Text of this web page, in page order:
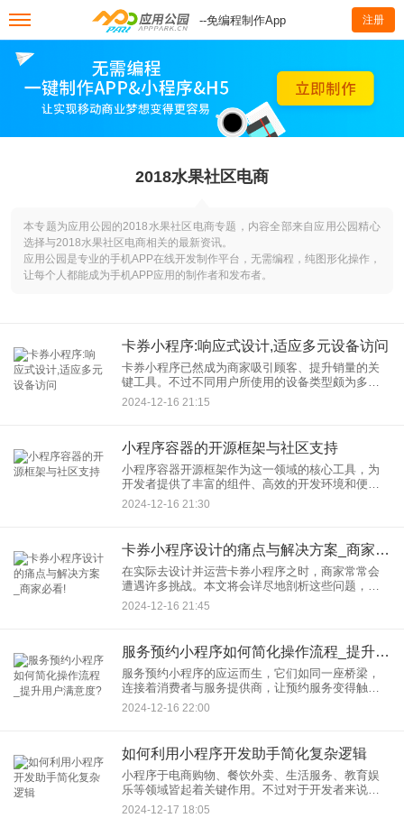
--免编程制作App 注册
2018水果社区电商
本专题为应用公园的2018水果社区电商专题，内容全部来自应用公园精心
选择与2018水果社区电商相关的最新资讯。
应用公园是专业的手机APP在线开发制作平台，无需编程，纯图形化操作，
让每个人都能成为手机APP应用的制作者和发布者。
卡券小程序:响应式设计,适应多元设备访问
卡券小程序已然成为商家吸引顾客、提升销量的关
键工具。不过不同用户所使用的设备类型颇为多
样，其屏幕尺寸以及性能也各有差异，这便给卡券
小程序的设计提出了更为严格的要求。本文将会详
2024-12-16 21:15
小程序容器的开源框架与社区支持
小程序容器开源框架作为这一领域的核心工具，为
开发者提供了丰富的组件、高效的开发环境和便捷
的工具链，成为构建智慧应用的重要基石。 小程序
2024-12-16 21:30
卡券小程序设计的痛点与解决方案_商家必看!
在实际去设计并运营卡券小程序之时，商家常常会
遭遇许多挑战。本文将会详尽地剖析这些问题，这
个时候，给出相对应的解决举措，用以协助商家更
为高效地开展卡券小程序的设计与运营工作。 一.卡
2024-12-16 21:45
服务预约小程序如何简化操作流程_提升用户满意度?
服务预约小程序的应运而生，它们如同一座桥梁，
连接着消费者与服务提供商，让预约服务变得触手
可及。不过在众多小程序中脱颖而出，关键在于能
否通过简化操作流程，有效提升用户满意度。本文
2024-12-16 22:00
如何利用小程序开发助手简化复杂逻辑
小程序于电商购物、餐饮外卖、生活服务、教育娱
乐等领域皆起着关键作用。不过对于开发者来说，
在相对狭小的代码空间内完成复杂功能依旧是个难
2024-12-17 18:05